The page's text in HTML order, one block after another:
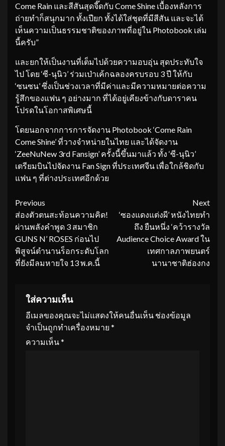
Come Rain และสีสันสุดจี๊ดกับ Come Shine เบื้องหลังการ
ถ่ายทำก็สนุกมาก ทั้งเปียก ทั้งได้ใส่ชุดที่มีสีสัน และจะได้
เห็นความเป็นธรรมชาติของภาพที่อยู่ใน Photobook เล่ม
นี้ครับ”
และยกให้เป็นงานที่เต็มไปด้วยความอบอุ่น สุดประทับใจ
ไป โดย ‘ซี-นุนิว’ ร่วมเป่าเค้กฉลองครบรอบ 3 ปี ให้กับ
‘ซนซน’ ซึ่งเป็นช่วงเวลาที่มีค่าและมีความหมายต่อความ
รู้สึกของแฟน ๆ อย่างมาก ที่ได้อยู่เคียงข้างกับดาราคน
โปรดในโอกาสพิเศษนี้
โดยนอกจากการการจัดงาน Photobook ‘Come Rain
Come Shine’ ที่วางจำหน่ายในไทย และได้จัดงาน
‘ZeeNuNew 3rd Fansign’ ครั้งนี้ขึ้นมาแล้ว ทั้ง ‘ซี-นุนิว’
เตรียมบินไปจัดงาน Fan Sign ที่ประเทศจีน เพื่อใกล้ชิดกับ
แฟน ๆ ที่ต่างประเทศอีกด้วย
Continue
Reading
Previous
ส่องตัวตนสะท้อนความคิด!
ผ่านพลังคำพูด 3 สมาชิก
GUNS N’ ROSES ก่อนไป
พิสูจน์ตำนานร็อกระดับโลก
ที่ยังมีลมหายใจ 13 พ.ค.นี้
Next
‘ซองแดงแต่งผี’ หนังไทยทำ
ถึง ยืนหนึ่ง ‘คว้ารางวัล
Audience Choice Award ใน
เทศกาลภาพยนตร์
นานาชาติฮ่องกง
ใส่ความเห็น
อีเมลของคุณจะไม่แสดงให้คนอื่นเห็น ช่องข้อมูล
จำเป็นถูกทำเครื่องหมาย *
ความเห็น*